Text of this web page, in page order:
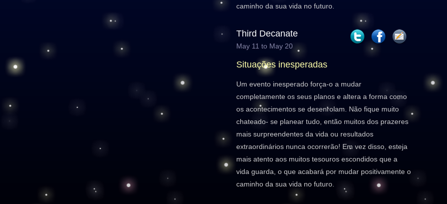
caminho da sua vida no futuro.
Third Decanate
May 11 to May 20
Situações inesperadas
Um evento inesperado força-o a mudar
completamente os seus planos e altera a forma como
os acontecimentos se desenrolam. Não fique muito
chateado- se planear tudo, então muitos dos prazeres
mais surpreendentes da vida ou resultados
extraordinários nunca ocorrerão! Em vez disso, esteja
mais atento aos muitos tesouros escondidos que a
vida guarda, o que acabará por mudar positivamente o
caminho da sua vida no futuro.